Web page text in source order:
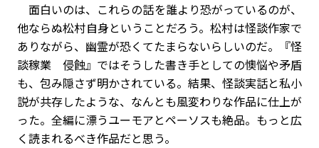
面白いのは、これらの話を誰より恐がっているのが、
他ならぬ松村自身ということだろう。松村は怪談作家で
ありながら、幽霊が恐くてたまらないらしいのだ。『怪
談稼業 侵蝕』ではそうした書き手としての懊悩や矛盾
も、包み隠さず明かされている。結果、怪談実話と私小
説が共存したような、なんとも風変わりな作品に仕上が
った。全編に漂うユーモアとペーソスも絶品。もっと広
く読まれるべき作品だと思う。